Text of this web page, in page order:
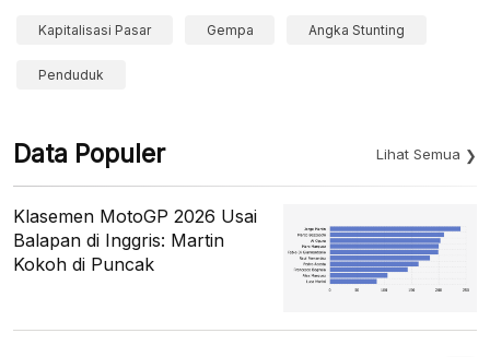
Kapitalisasi Pasar Gempa Angka Stunting
Penduduk
Data Populer Lihat Semua
Klasemen MotoGP 2026 Usai
Balapan di Inggris: Martin
Kokoh di Puncak